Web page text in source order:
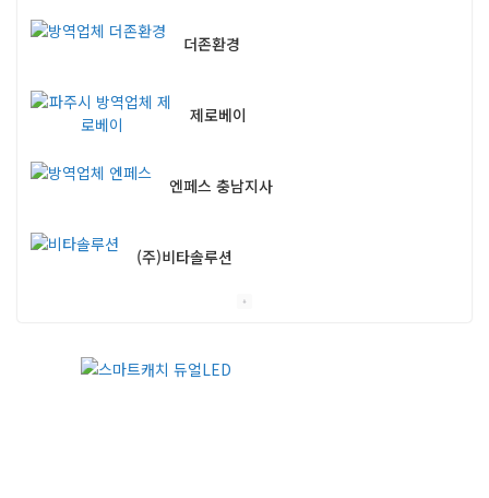
더존환경
제로베이
엔페스 충남지사
(주)비타솔루션